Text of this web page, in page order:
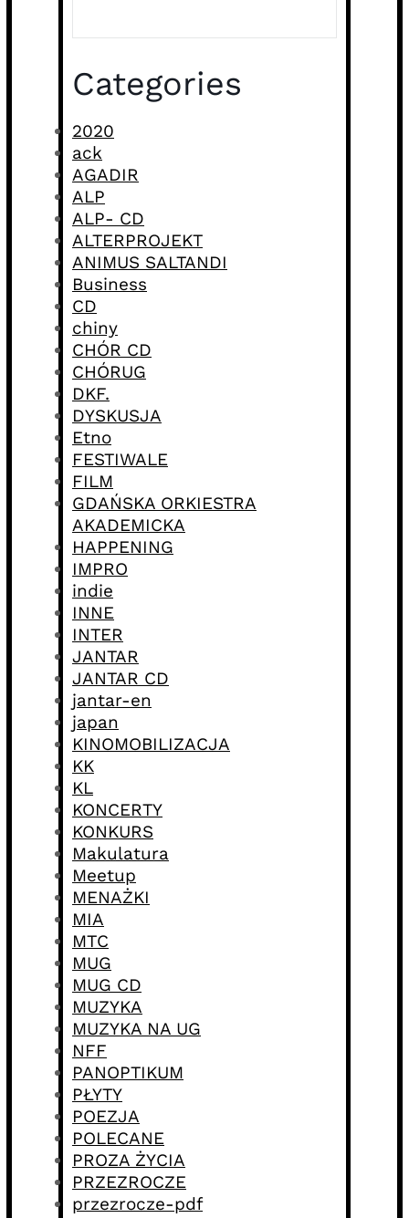
Categories
2020
ack
AGADIR
ALP
ALP- CD
ALTERPROJEKT
ANIMUS SALTANDI
Business
CD
chiny
CHÓR CD
CHÓRUG
DKF.
DYSKUSJA
Etno
FESTIWALE
FILM
GDAŃSKA ORKIESTRA
AKADEMICKA
HAPPENING
IMPRO
indie
INNE
INTER
JANTAR
JANTAR CD
jantar-en
japan
KINOMOBILIZACJA
KK
KL
KONCERTY
KONKURS
Makulatura
Meetup
MENAŻKI
MIA
MTC
MUG
MUG CD
MUZYKA
MUZYKA NA UG
NFF
PANOPTIKUM
PŁYTY
POEZJA
POLECANE
PROZA ŻYCIA
PRZEZROCZE
przezrocze-pdf